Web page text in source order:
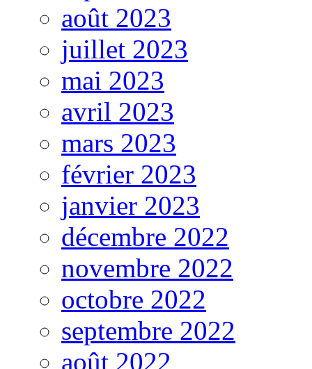
août 2023
juillet 2023
mai 2023
avril 2023
mars 2023
février 2023
janvier 2023
décembre 2022
novembre 2022
octobre 2022
septembre 2022
août 2022